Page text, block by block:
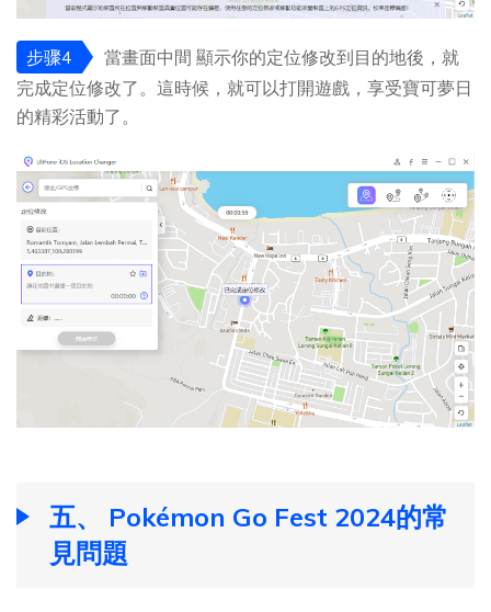
步骤4
當畫面中間 顯示你的定位修改到目的地後，就
完成定位修改了。這時候，就可以打開遊戲，享受寶可夢日
的精彩活動了。
五、 Pokémon Go Fest 2024的常
見問題